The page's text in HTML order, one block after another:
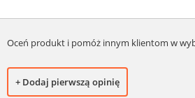
Oceń produkt i pomóż innym klientom w
+ Dodaj pierwszą opinię